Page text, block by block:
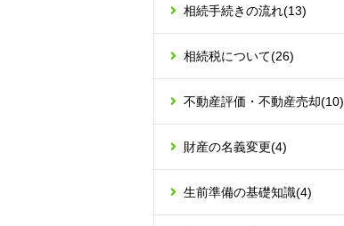
相続手続きの流れ(13)
相続税について(26)
不動産評価・不動産売却(10)
財産の名義変更(4)
生前準備の基礎知識(4)